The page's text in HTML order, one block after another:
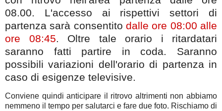
08.00. L'accesso ai rispettivi settori di
partenza sarà consentito dalle ore 08:00 alle
ore 08:45 . Oltre tale orario i ritardatari
saranno fatti partire in coda. Saranno
possibili variazioni dell'orario di partenza in
caso di esigenze televisive.
Conviene quindi anticipare il ritrovo altrimenti non abbiamo
nemmeno il tempo per salutarci e fare due foto. Rischiamo di